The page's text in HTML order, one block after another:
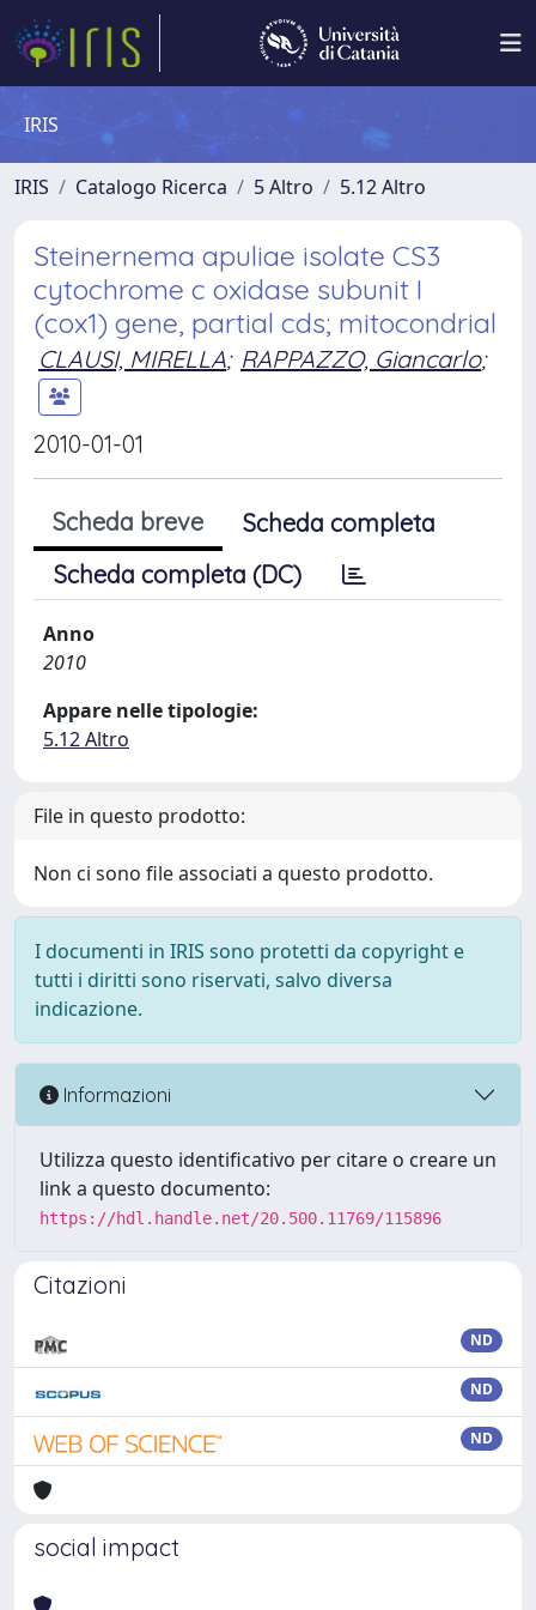
IRIS
IRIS Catalogo Ricerca 5 Altro 5.12 Altro
Steinernema apuliae isolate CS3
cytochrome c oxidase subunit I
(cox1) gene, partial cds; mitocondrial
CLAUSI, MIRELLA; RAPPAZZO, Giancarlo;
2010-01-01
Scheda breve
Scheda completa
Scheda completa (DC)
Anno
2010
Appare nelle tipologie:
5.12 Altro
File in questo prodotto:
Non ci sono file associati a questo prodotto.
I documenti in IRIS sono protetti da copyright e
tutti i diritti sono riservati, salvo diversa
indicazione.
Informazioni
Utilizza questo identificativo per citare o creare un
link a questo documento:
https://hdl.handle.net/20.500.11769/115896
Citazioni
ND
ND
ND
social impact